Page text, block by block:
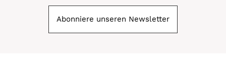
Abonniere unseren Newsletter